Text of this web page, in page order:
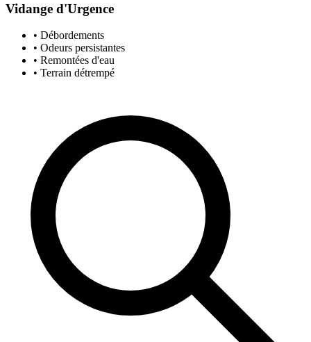
Vidange d'Urgence
• Débordements
• Odeurs persistantes
• Remontées d'eau
• Terrain détrempé